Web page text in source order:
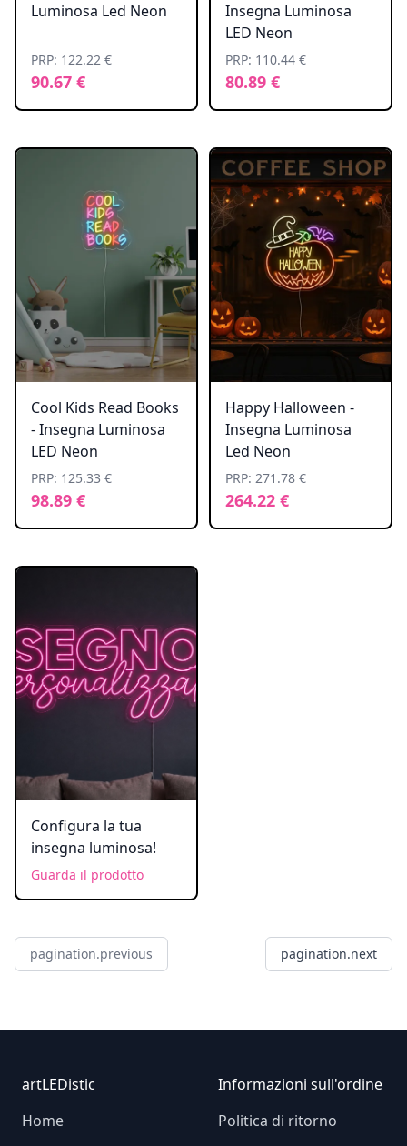
Luminosa Led Neon
PRP: 122.22 €
90.67 €
Insegna Luminosa
LED Neon
PRP: 110.44 €
80.89 €
Cool Kids Read Books
- Insegna Luminosa
LED Neon
PRP: 125.33 €
98.89 €
Happy Halloween -
Insegna Luminosa
Led Neon
PRP: 271.78 €
264.22 €
Configura la tua
insegna luminosa!
Guarda il prodotto
pagination.previous pagination.next
Footer
artLEDistic
Home
Informazioni sull'ordine
Politica di ritorno